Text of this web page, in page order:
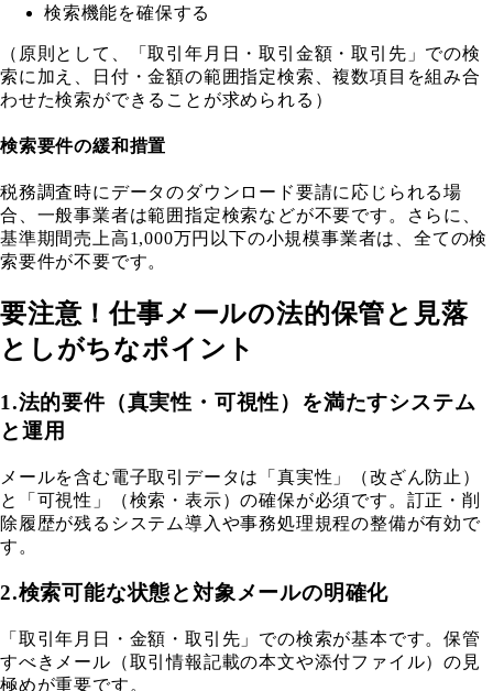
検索機能を確保する
（原則として、「取引年月日・取引金額・取引先」での検
索に加え、日付・金額の範囲指定検索、複数項目を組み合
わせた検索ができることが求められる）
検索要件の緩和措置
税務調査時にデータのダウンロード要請に応じられる場
合、一般事業者は範囲指定検索などが不要です。さらに、
基準期間売上高1,000万円以下の小規模事業者は、全ての検
索要件が不要です。
要注意！仕事メールの法的保管と見落
としがちなポイント
1.法的要件（真実性・可視性）を満たすシステム
と運用
メールを含む電子取引データは「真実性」（改ざん防止）
と「可視性」（検索・表示）の確保が必須です。訂正・削
除履歴が残るシステム導入や事務処理規程の整備が有効で
す。
2.検索可能な状態と対象メールの明確化
「取引年月日・金額・取引先」での検索が基本です。保管
すべきメール（取引情報記載の本文や添付ファイル）の見
極めが重要です。